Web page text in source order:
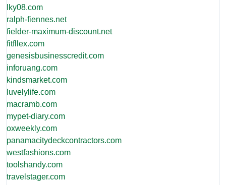
lky08.com
ralph-fiennes.net
fielder-maximum-discount.net
fitfllex.com
genesisbusinesscredit.com
inforuang.com
kindsmarket.com
luvelylife.com
macramb.com
mypet-diary.com
oxweekly.com
panamacitydeckcontractors.com
westfashions.com
toolshandy.com
travelstager.com